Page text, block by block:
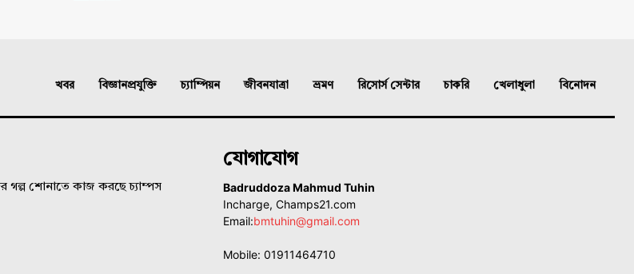
খবর বিজ্ঞানপ্রযুক্তি চ্যাম্পিয়ন জীবনযাত্রা ভ্রমণ রিসোর্স সেন্টার চাকরি খেলাধুলা বিনোদন
গল্প শোনাতে কাজ করছে চ্যাম্পস
যোগাযোগ
Badruddoza Mahmud Tuhin
Incharge, Champs21.com
Email:bmtuhin@gmail.com
Mobile: 01911464710